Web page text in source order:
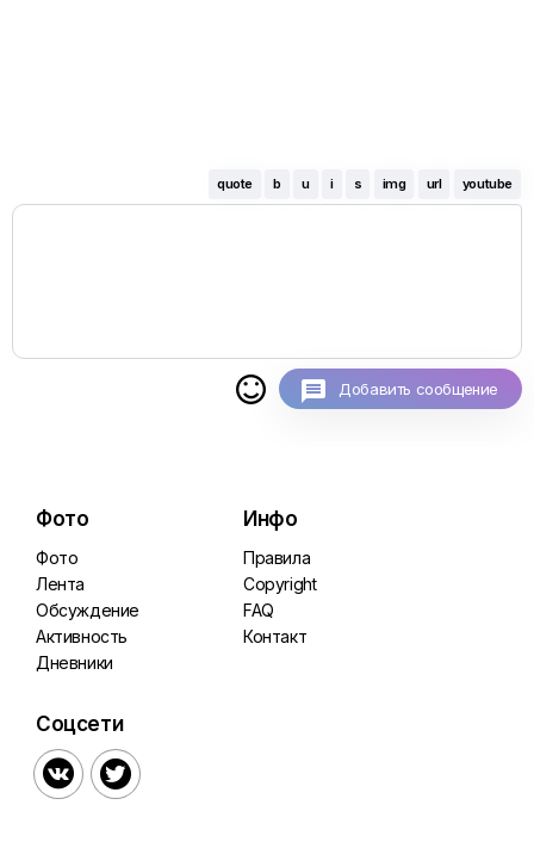
quote b u i s img url youtube
 Добавить сообщение
Фото
Фото
Лента
Обсуждение
Активность
Дневники
Инфо
Правила
Copyright
FAQ
Контакт
Соцсети
 